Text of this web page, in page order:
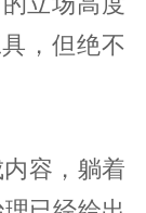
，但绝不
容，躺着